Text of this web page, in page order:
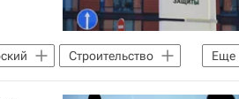
Еще
Строительство